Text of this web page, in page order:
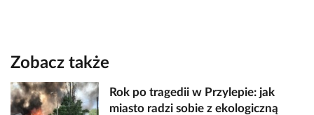
Zobacz także
Rok po tragedii w Przylepie: jak
miasto radzi sobie z ekologiczną